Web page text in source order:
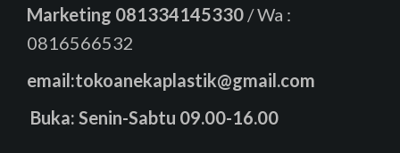
Marketing 081334145330 / Wa :
0816566532
email:tokoanekaplastik@gmail.com
Buka: Senin-Sabtu 09.00-16.00